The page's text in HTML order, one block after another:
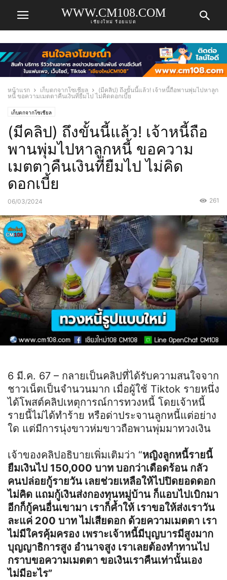
WWW.CM108.COM
เชียงใหม่ ร้อยแปด
หน้าแรก เก็บตกจากโซเชียล
(มีคลิป) ถึงขั้นนี้แล้ว! เจ้าหนี้ถือพานพุ่มไปหาลูก
หนี้ ขอความเมตตาคืนเงินที่ยืมไป ไม่คิดดอกเบี้ย
เก็บตกจากโซเชียล
(มีคลิป) ถึงขั้นนี้แล้ว! เจ้าหนี้ถือ
พานพุ่มไปหาลูกหนี้ ขอความ
เมตตาคืนเงินที่ยืมไป ไม่คิด
ดอกเบี้ย
06/03/2024 261
6 มี.ค. 67 – กลายเป็นคลิปที่ได้รับความสนใจจาก
ชาวเน็ตเป็นจำนวนมาก เมื่อผู้ใช้ Tiktok รายหนึ่ง
ได้โพสต์คลิปเหตุการณ์การทวงหนี้ โดยเจ้าหนี้
รายนี้ไม่ได้ทำร้าย หรือด่าประจานลูกหนี้แต่อย่าง
ใด แต่มีการนุ่งขาวห่มขาวถือพานพุ่มมาทวงเงิน
เจ้าของคลิปอธิบายเพิ่มเติมว่า “หญิงลูกหนี้รายนี้
ยืมเงินไป 150,000 บาท บอกว่าเดือดร้อน กลัว
คนปล่อยกู้รายวัน เลยช่วยเหลือให้ไปปิดยอดดอก
ไม่คิด แถมกู้เงินส่งกองทุนหมู่บ้าน ก็แอบไปเบิกมา
อีกก็กู้คนอื่นเขามา เราก็ค้ำให้ เราขอให้ส่งเราวัน
ละแค่ 200 บาท ไม่เสียดอก ด้วยความเมตตา เรา
ไม่มีใครคุ้มครอง เพราะเจ้าหนี้มีบุญบารมีสูงมาก
บุญญาธิการสูง อำนาจสูง เราเลยต้องทำทานไป
กราบขอความเมตตา ขอเงินเราคืนเท่านั้นเอง
ไม่มีอะไร”